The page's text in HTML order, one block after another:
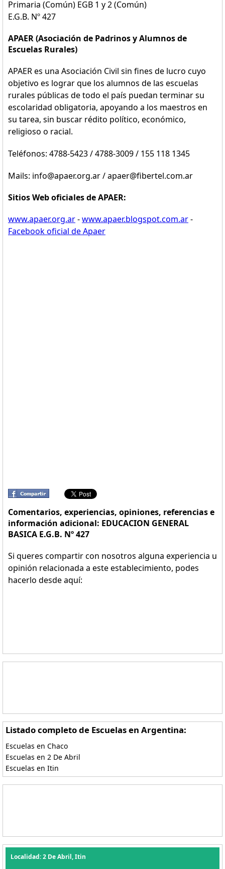
Primaria (Común) EGB 1 y 2 (Común)
E.G.B. Nº 427
APAER (Asociación de Padrinos y Alumnos de
Escuelas Rurales)
APAER es una Asociación Civil sin fines de lucro cuyo
objetivo es lograr que los alumnos de las escuelas
rurales públicas de todo el país puedan terminar su
escolaridad obligatoria, apoyando a los maestros en
su tarea, sin buscar rédito político, económico,
religioso o racial.
Teléfonos: 4788-5423 / 4788-3009 / 155 118 1345
Mails: info@apaer.org.ar / apaer@fibertel.com.ar
Sitios Web oficiales de APAER:
www.apaer.org.ar-www.apaer.blogspot.com.ar-
Facebook oficial de Apaer
Comentarios, experiencias, opiniones, referencias e
información adicional: EDUCACION GENERAL
BASICA E.G.B. Nº 427
Si queres compartir con nosotros alguna experiencia u
opinión relacionada a este establecimiento, podes
hacerlo desde aquí:
Listado completo de Escuelas en Argentina:
Escuelas en Chaco
Escuelas en 2 De Abril
Escuelas en Itin
Localidad: 2 De Abril, Itin